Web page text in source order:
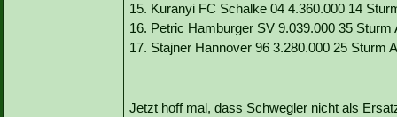
15. Kuranyi FC Schalke 04 4.360.000 14
16. Petric Hamburger SV 9.039.000 35 Sturm
17. Stajner Hannover 96 3.280.000 25 Sturm
Jetzt hoff mal, dass Schwegler nicht als